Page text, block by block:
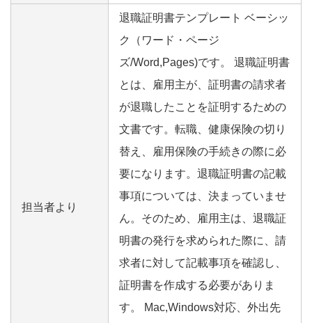
担当者より
退職証明書テンプレート ベーシッ
ク（ワード・ページ
ズ/Word,Pages)です。 退職証明書
とは、雇用主が、証明書の請求者
が退職したことを証明するための
文書です。転職、健康保険の切り
替え、雇用保険の手続きの際に必
要になります。退職証明書の記載
事項については、決まっていませ
ん。そのため、雇用主は、退職証
明書の発行を求められた際に、請
求者に対して記載事項を確認し、
証明書を作成する必要がありま
す。 Mac,Windows対応、外出先